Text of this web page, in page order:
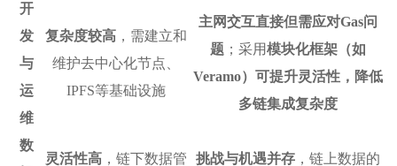
开
发
与
运
维
复杂度较高 ，需建立和
维护去中心化节点、
IPFS等基础设施
主网交互直接但需应对Gas问
题；采用模块化框架（如
Veramo）可提升灵活性，降低
多链集成复杂度
数
灵活性高 ，链下数据管
挑战与机遇并存，链上数据的